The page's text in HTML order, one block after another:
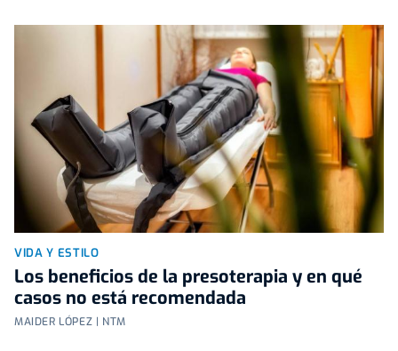
VIDA Y ESTILO
Los beneficios de la presoterapia y en qué
casos no está recomendada
MAIDER LÓPEZ | NTM